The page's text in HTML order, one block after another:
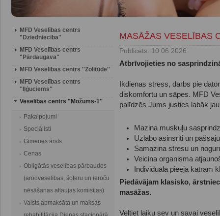
MFD Veselības centrs
"Dziedniecība"
MFD Veselības centrs
"Pārdaugava"
MFD Veselības centrs ''Zolitūde''
MFD Veselības centrs
''Iļģuciems''
Veselības centrs "Možums-1''
Pakalpojumi
Speciālisti
Ģimenes ārsts
Cenas
Obligātās veselības pārbaudes
(arodveselības, šoferu un ieroču
nēsāšanas atļaujas komisijas)
Valsts apmaksāta un maksas
MASĀŽAS VESELĪBAS
Publicēts: 10 06 2026
Atbrīvojieties no
Ikdienas stress, darbs pie
diskomfortu un sāpes. MFD
palīdzēs Jums justies labāk
Mazina muskuļu
Uzlabo asinsriti un
Samazina stresu un
Veicina organisma
Individuāla pieeja katram
Piedāvājam klasisko,
masāžas.
Veltiet laiku sev un savai